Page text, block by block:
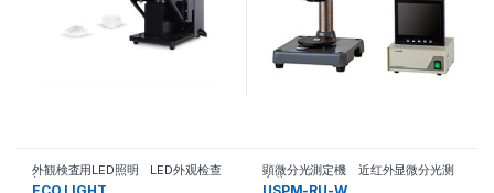
外観検査用LED照明 LED外观检查
灯
顕微分光測定機 近红外显微分光测
定仪